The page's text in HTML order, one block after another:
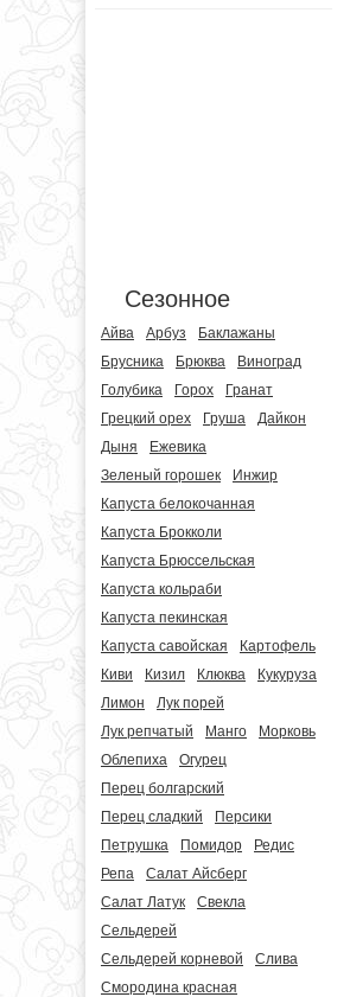
Сезонное
Айва Арбуз
Баклажаны
Брусника
Брюква
Виноград
Голубика
Горох
Гранат
Грецкий орех
Груша
Дайкон
Дыня
Ежевика
Зеленый горошек
Инжир
Капуста белокочанная
Капуста Брокколи
Капуста Брюссельская
Капуста кольраби
Капуста пекинская
Капуста савойская
Картофель
Киви
Кизил Клюква
Кукуруза
Лимон
Лук порей
Лук репчатый
Манго
Морковь
Облепиха
Огурец
Перец болгарский
Перец сладкий
Персики
Петрушка
Помидор
Редис
Репа
Салат Айсберг
Салат Латук
Свекла
Сельдерей
Сельдерей корневой
Слива
Смородина красная